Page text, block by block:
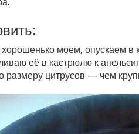
моем, опускаем в
её в кастрюлю к
размеру цитрусов — чем